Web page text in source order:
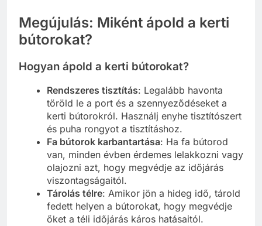
Megújulás: Miként ápold a kerti
bútorokat?
Hogyan ápold a kerti bútorokat?
Rendszeres tisztítás: Legalább havonta
töröld le a port és a szennyeződéseket a
kerti bútorokról. Használj enyhe tisztítószert
és puha rongyot a tisztításhoz.
Fa bútorok karbantartása: Ha fa bútorod
van, minden évben érdemes lelakkozni vagy
olajozni azt, hogy megvédje az időjárás
viszontagságaitól.
Tárolás télre: Amikor jön a hideg idő, tárold
fedett helyen a bútorokat, hogy megvédje
őket a téli időjárás káros hatásaitól.